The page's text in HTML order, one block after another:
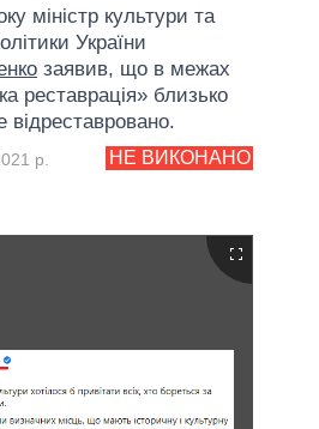
міністр культури та
України
заявив, що в межах
реставрація» близько
відреставровано.
НЕ ВИКОНАНО
р.